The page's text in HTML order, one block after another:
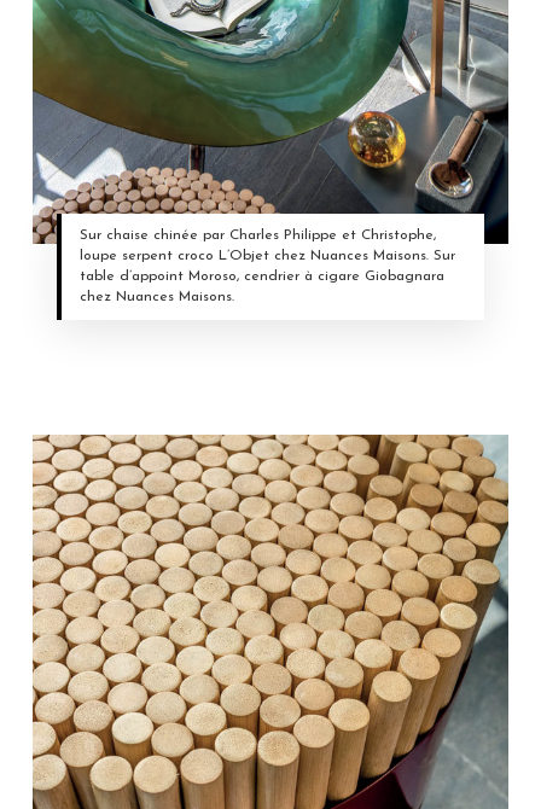
Sur chaise chinée par Charles Philippe et Christophe,
loupe serpent croco L’Objet chez Nuances Maisons. Sur
table d’appoint Moroso, cendrier à cigare Giobagnara
chez Nuances Maisons.